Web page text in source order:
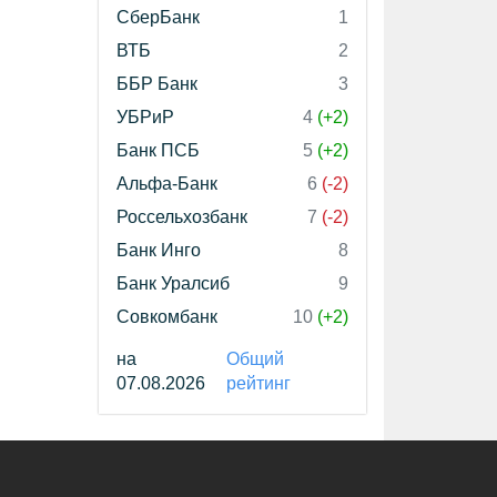
СберБанк
1
ВТБ
2
ББР Банк
3
УБРиР
4 (+2)
Банк ПСБ
5 (+2)
Альфа-Банк
6 (-2)
Россельхозбанк
7 (-2)
Банк Инго
8
Банк Уралсиб
9
Совкомбанк
10 (+2)
на
07.08.2026
Общий
рейтинг